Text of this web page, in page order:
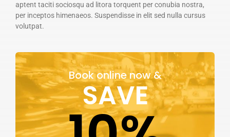
aptent taciti sociosqu ad litora torquent per conubia nostra,
per inceptos himenaeos. Suspendisse in elit sed nulla cursus
volutpat.
Book online now &
SAVE